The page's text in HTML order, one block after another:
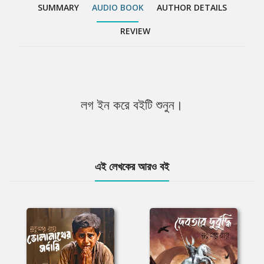
SUMMARY AUDIO BOOK AUTHOR DETAILS
REVIEW
লগ ইন করে বইটি শুনুন।
এই লেখকের আরও বই